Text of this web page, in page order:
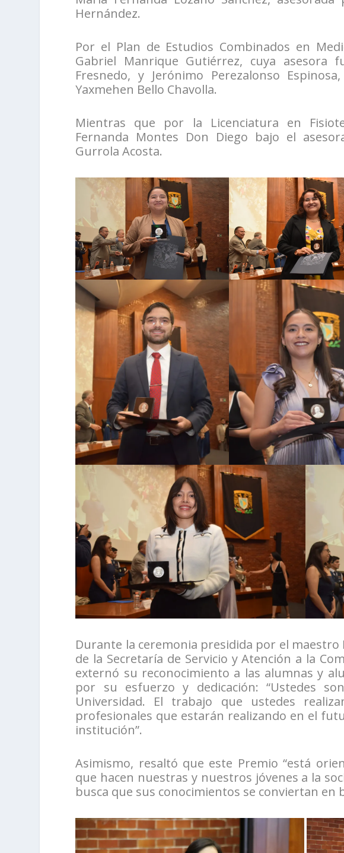
Hernández.
Por el Plan de Estudios Combinados en
Gabriel Manrique Gutiérrez, cuya asesora
Fresnedo, y Jerónimo Perezalonso
Yaxmehen Bello Chavolla.
Mientras que por la Licenciatura en
Fernanda Montes Don Diego bajo el
Gurrola Acosta.
Durante la ceremonia presidida por el
de la Secretaría de Servicio y Atención a la
externó su reconocimiento a las alumnas y
por su esfuerzo y dedicación: “Ustedes
Universidad. El trabajo que ustedes
profesionales que estarán realizando en el
institución”.
Asimismo, resaltó que este Premio “está
que hacen nuestras y nuestros jóvenes a la
busca que sus conocimientos se conviertan en